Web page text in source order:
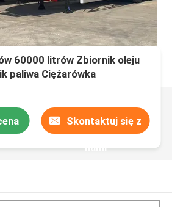
60000 litrów Zbiornik oleju
paliwa Ciężarówka
Skontaktuj się z
nami